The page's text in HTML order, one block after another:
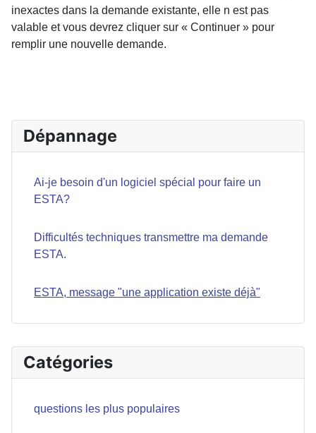
Catégories
questions les plus populaires
inexactes dans la demande existante, elle n est pas
valable et vous devrez cliquer sur « Continuer » pour
remplir une nouvelle demande.
Dépannage
Ai-je besoin d'un logiciel spécial pour faire un
ESTA?
Difficultés techniques transmettre ma demande
ESTA.
ESTA, message "une application existe déjà"